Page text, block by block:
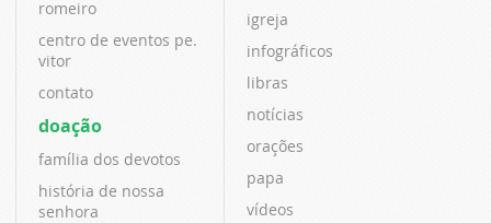
romeiro
centro de eventos pe.
vitor
contato
doação
família dos devotos
história de nossa
senhora
igreja
infográficos
libras
notícias
orações
papa
vídeos